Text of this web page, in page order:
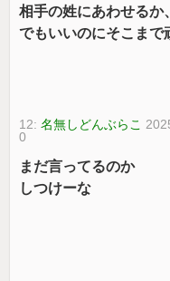
相手の姓にあわせるか
でもいいのにそこまで
12:名無しどんぶらこ
0
まだ言ってるのか
しつけーな